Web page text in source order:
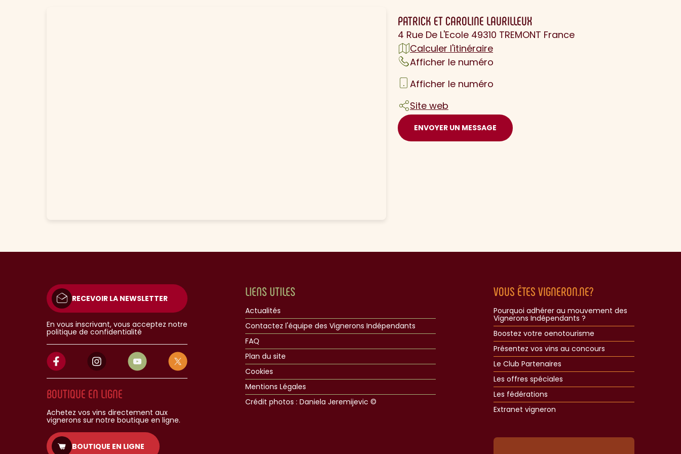
PATRICK ET CAROLINE LAURILLEUX
4 Rue De L'Ecole 49310 TREMONT France
Calculer l'itinéraire
Afficher le numéro
Afficher le numéro
Site web
ENVOYER UN MESSAGE
RECEVOIR LA NEWSLETTER
En vous inscrivant, vous acceptez notre
politique de confidentialité
BOUTIQUE EN LIGNE
Achetez vos vins directement aux
vignerons sur notre boutique en ligne.
BOUTIQUE EN LIGNE
LIENS UTILES
Actualités
Contactez l'équipe des Vignerons Indépendants
FAQ
Plan du site
Cookies
Mentions Légales
Crédit photos : Daniela Jeremijevic ©​
VOUS ÊTES VIGNERON.NE?
Pourquoi adhérer au mouvement des
Vignerons Indépendants ?
Boostez votre oenotourisme
Présentez vos vins au concours
Le Club Partenaires
Les offres spéciales
Les fédérations
Extranet vigneron​